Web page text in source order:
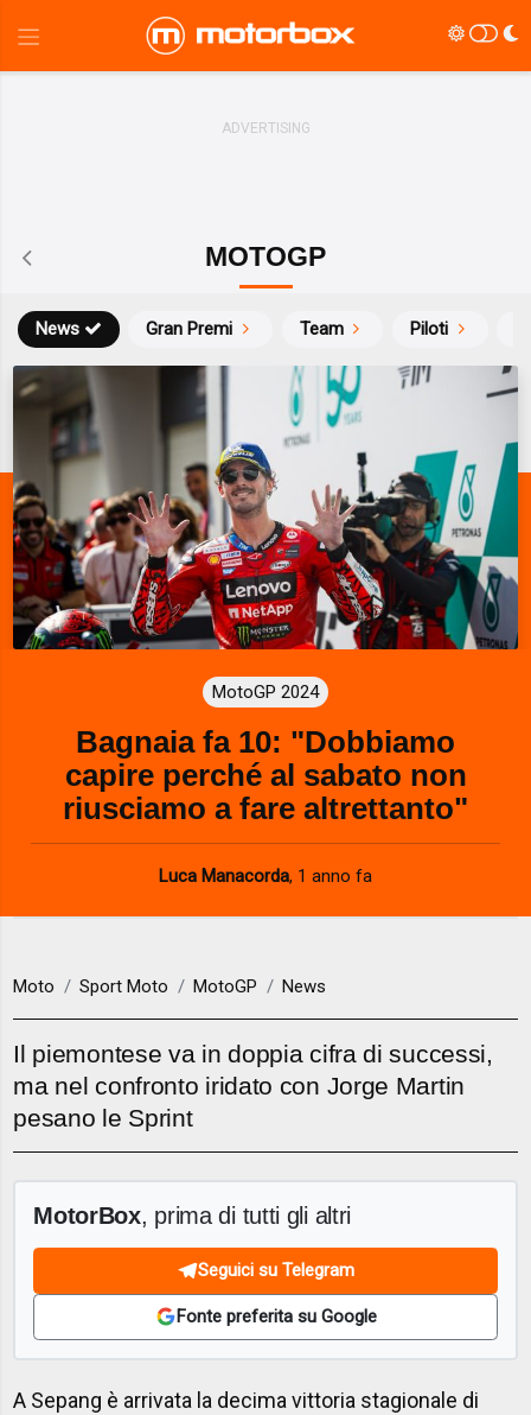
MOTOGP
News Gran Premi Team Piloti
MotoGP 2024
Bagnaia fa 10: "Dobbiamo
capire perché al sabato non
riusciamo a fare altrettanto"
Luca Manacorda, 1 anno fa
Moto Sport Moto MotoGP News
Il piemontese va in doppia cifra di successi,
ma nel confronto iridato con Jorge Martin
pesano le Sprint
MotorBox, prima di tutti gli altri
Seguici su Telegram
Fonte preferita su Google
A Sepang è arrivata la decima vittoria stagionale di